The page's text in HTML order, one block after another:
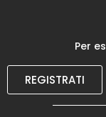
Per
REGISTRATI